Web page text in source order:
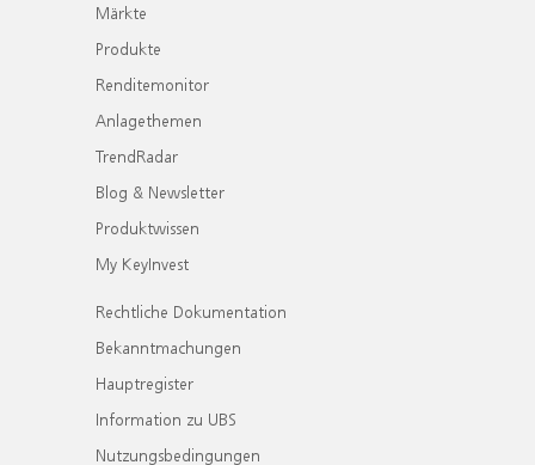
Märkte
Produkte
Renditemonitor
Anlagethemen
TrendRadar
Blog & Newsletter
Produktwissen
My KeyInvest
Rechtliche Dokumentation
Bekanntmachungen
Hauptregister
Information zu UBS
Nutzungsbedingungen